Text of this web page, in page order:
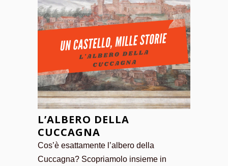
L’ALBERO DELLA
CUCCAGNA
Cos’è esattamente l’albero della
Cuccagna? Scopriamolo insieme in